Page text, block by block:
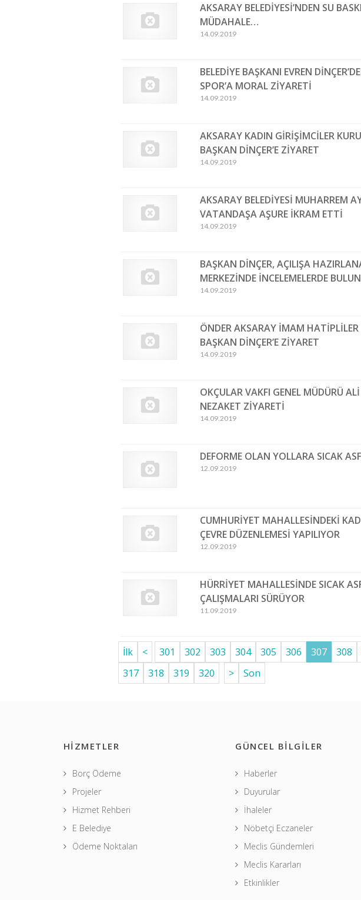
AKSARAY BELEDİYESİ’NDEN SU
MÜDAHALE…
14.09.2019
BELEDİYE BAŞKANI EVREN
SPOR’A MORAL ZİYARETİ
14.09.2019
AKSARAY KADIN GİRİŞİMCİLER
BAŞKAN DİNÇER’E ZİYARET
14.09.2019
AKSARAY BELEDİYESİ MUHARREM
VATANDAŞA AŞURE İKRAM ETTİ
14.09.2019
BAŞKAN DİNÇER, AÇILIŞA
MERKEZİNDE İNCELEMELERDE
14.09.2019
ÖNDER AKSARAY İMAM
BAŞKAN DİNÇER’E ZİYARET
14.09.2019
OKÇULAR VAKFI GENEL MÜDÜRÜ
NEZAKET ZİYARETİ
14.09.2019
DEFORME OLAN YOLLARA SICAK
12.09.2019
CUMHURİYET MAHALLESİNDEKİ
ÇEVRE DÜZENLEMESİ YAPILIYOR
12.09.2019
HÜRRİYET MAHALLESİNDE SICAK
ÇALIŞMALARI SÜRÜYOR
11.09.2019
İlk < 301 302 303 304 305 306 307 308
317
318 319 320 > Son
HİZMETLER
Borç Ödeme
Projeler
Hizmet Rehberi
E Belediye
Ödeme Noktaları
GÜNCEL BİLGİLER
Haberler
Duyurular
İhaleler
Nöbetçi Eczaneler
Meclis Gündemleri
Meclis Kararları
Etkinlikler